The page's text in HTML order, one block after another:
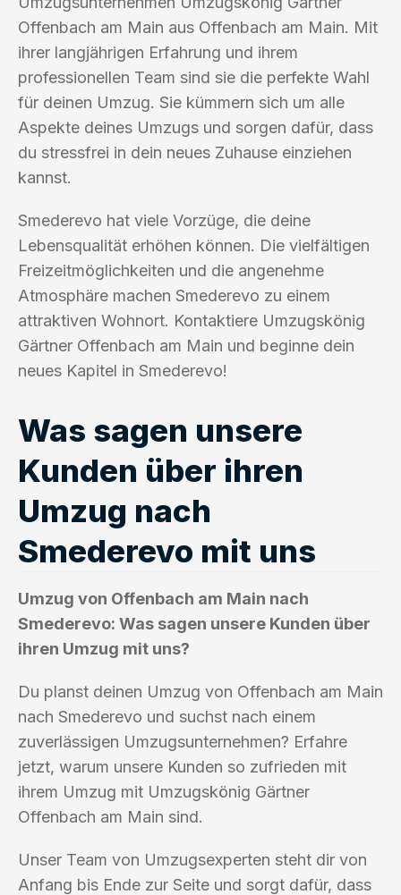
Offenbach am Main aus Offenbach am Main. Mit
ihrer langjährigen Erfahrung und ihrem
professionellen Team sind sie die perfekte Wahl
für deinen Umzug. Sie kümmern sich um alle
Aspekte deines Umzugs und sorgen dafür, dass
du stressfrei in dein neues Zuhause einziehen
kannst.
Smederevo hat viele Vorzüge, die deine
Lebensqualität erhöhen können. Die vielfältigen
Freizeitmöglichkeiten und die angenehme
Atmosphäre machen Smederevo zu einem
attraktiven Wohnort. Kontaktiere Umzugskönig
Gärtner Offenbach am Main und beginne dein
neues Kapitel in Smederevo!
Was sagen unsere
Kunden über ihren
Umzug nach
Smederevo mit uns
Umzug von Offenbach am Main nach
Smederevo: Was sagen unsere Kunden über
ihren Umzug mit uns?
Du planst deinen Umzug von Offenbach am Main
nach Smederevo und suchst nach einem
zuverlässigen Umzugsunternehmen? Erfahre
jetzt, warum unsere Kunden so zufrieden mit
ihrem Umzug mit Umzugskönig Gärtner
Offenbach am Main sind.
Unser Team von Umzugsexperten steht dir von
Anfang bis Ende zur Seite und sorgt dafür, dass